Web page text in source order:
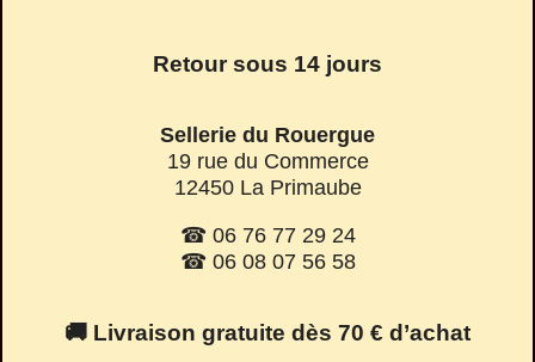
Retour sous 14 jours
Sellerie du Rouergue
19 rue du Commerce
12450 La Primaube
☎ 06 76 77 29 24
☎ 06 08 07 56 58
🚚 Livraison gratuite dès 70 € d’achat